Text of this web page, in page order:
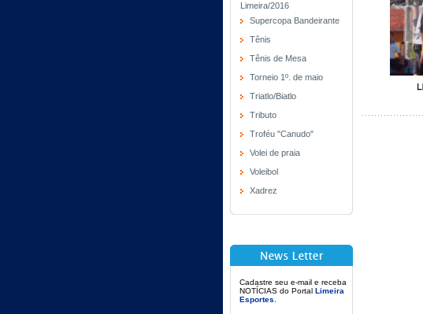
Limeira/2016
Supercopa Bandeirante
Tênis
Tênis de Mesa
Torneio 1º. de maio
Triatlo/Biatlo
Tributo
Troféu "Canudo"
Volei de praia
Voleibol
Xadrez
Cadastre seu e-mail e receba
NOTÍCIAS do Portal Limeira
Esportes